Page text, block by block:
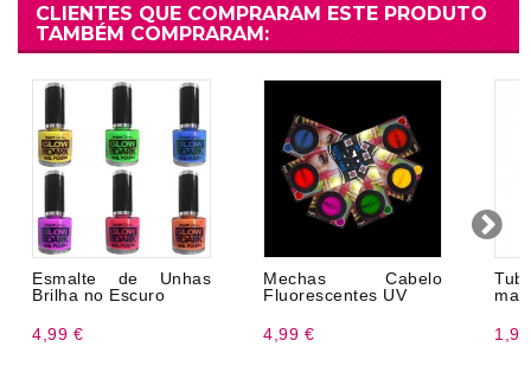
CLIENTES QUE COMPRARAM ESTE PRODUTO
TAMBÉM COMPRARAM:
Esmalte de Unhas
Brilha no Escuro
4,99 €
Mechas Cabelo
Fluorescentes UV
4,99 €